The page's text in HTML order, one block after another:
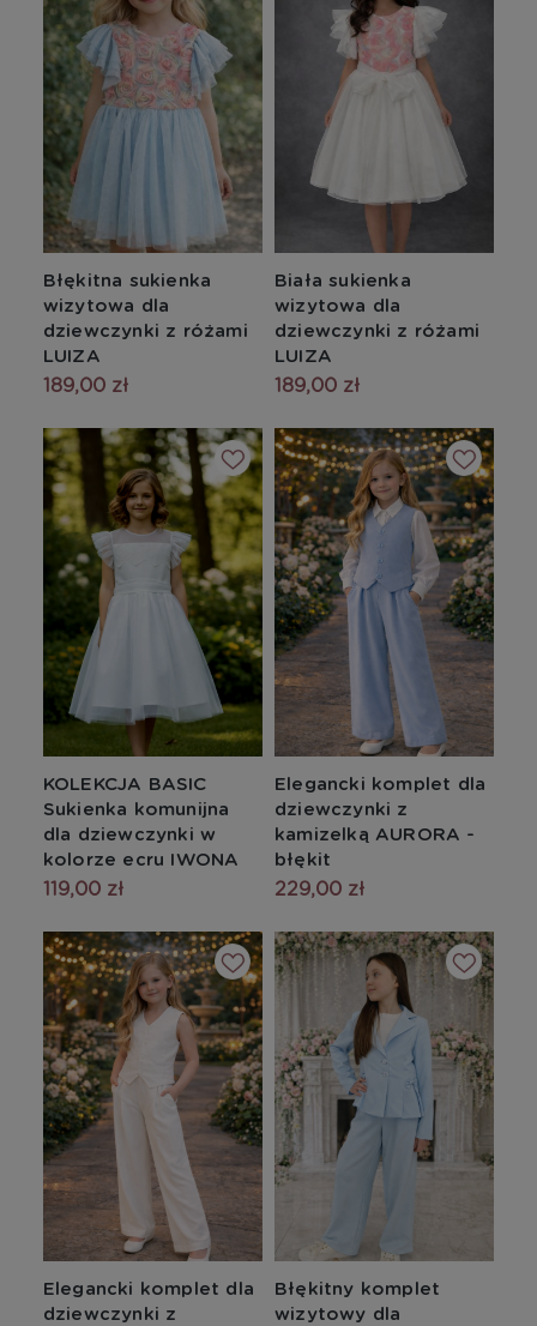
Błękitna sukienka
wizytowa dla
dziewczynki z różami
LUIZA
189,00 zł
Biała sukienka
wizytowa dla
dziewczynki z różami
LUIZA
189,00 zł
KOLEKCJA BASIC
Sukienka komunijna
dla dziewczynki w
kolorze ecru IWONA
119,00 zł
Elegancki komplet dla
dziewczynki z
kamizelką AURORA -
błękit
229,00 zł
Elegancki komplet dla
dziewczynki z
Błękitny komplet
wizytowy dla